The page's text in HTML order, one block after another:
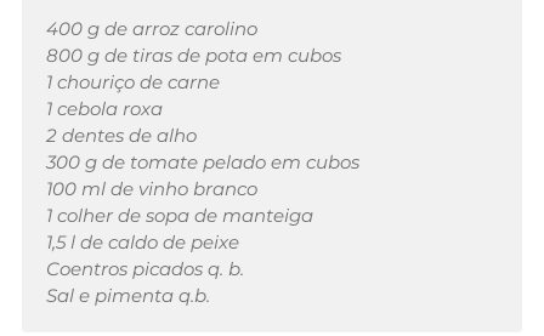
400 g de arroz carolino
800 g de tiras de pota em cubos
1 chouriço de carne
1 cebola roxa
2 dentes de alho
300 g de tomate pelado em cubos
100 ml de vinho branco
1 colher de sopa de manteiga
1,5 l de caldo de peixe
Coentros picados q. b.
Sal e pimenta q.b.